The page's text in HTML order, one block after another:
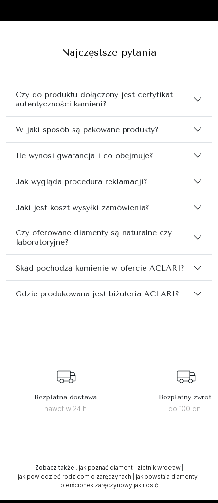
Najczęstsze pytania
Czy do produktu dołączony jest certyfikat
autentyczności kamieni?
W jaki sposób są pakowane produkty?
Ile wynosi gwarancja i co obejmuje?
Jak wygląda procedura reklamacji?
Jaki jest koszt wysyłki zamówienia?
Czy oferowane diamenty są naturalne czy
laboratoryjne?
Skąd pochodzą kamienie w ofercie ACLARI?
Gdzie produkowana jest biżuteria ACLARI?
Bezpłatna dostawa
nawet w 24 h
Bezpłatny zwrot
do 100 dni
Zobacz także : jak poznać diament| złotnik wrocław|
jak powiedzieć rodzicom o zaręczynach
jak powstaja diamenty|
pierścionek zaręczynowy jak nosić